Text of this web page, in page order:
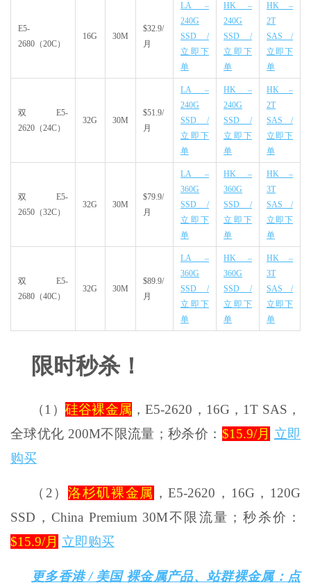
E5-
2680（20C）
16G 30M
$32.9/
月
LA –
240G
SSD /
立即下
单
HK –
240G
SSD /
立即下
单
HK –
2T
SAS /
立即下
单
双E5-
2620（24C）
32G 30M
$51.9/
月
LA –
240G
SSD /
立即下
单
HK –
240G
SSD /
立即下
单
HK –
2T
SAS /
立即下
单
双E5-
2650（32C）
32G 30M
$79.9/
月
LA –
360G
SSD /
立即下
单
HK –
360G
SSD /
立即下
单
HK –
3T
SAS /
立即下
单
双E5-
2680（40C）
32G 30M
$89.9/
月
LA –
360G
SSD /
立即下
单
HK –
360G
SSD /
立即下
单
HK –
3T
SAS /
立即下
单
限时秒杀！
（1） 硅谷裸金属 ，E5-2620，16G，1T SAS，
全球优化 200M不限流量；秒杀价： $15.9/月 立即
购买
（2） 洛杉矶裸金属 ，E5-2620，16G，120G
SSD，China Premium 30M不限流量；秒杀价：
$15.9/月 立即购买
更多香港 / 美国 裸金属产品、站群裸金属：点